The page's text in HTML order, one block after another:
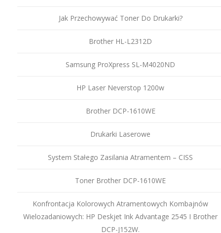
Jak Przechowywać Toner Do Drukarki?
Brother HL-L2312D
Samsung ProXpress SL-M4020ND
HP Laser Neverstop 1200w
Brother DCP-1610WE
Drukarki Laserowe
System Stałego Zasilania Atramentem – CISS
Toner Brother DCP-1610WE
Konfrontacja Kolorowych Atramentowych Kombajnów
Wielozadaniowych: HP Deskjet Ink Advantage 2545 I Brother
DCP-J152W.